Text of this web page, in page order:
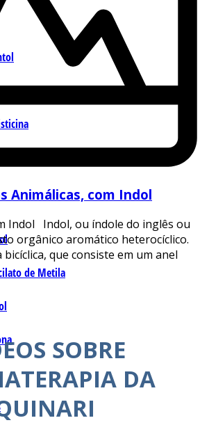
de Metila
Animálicas, com Indol
Indol Indol, ou índole do inglês ou
orgânico aromático heterocíclico.
que consiste em um anel
SOBRE
DA